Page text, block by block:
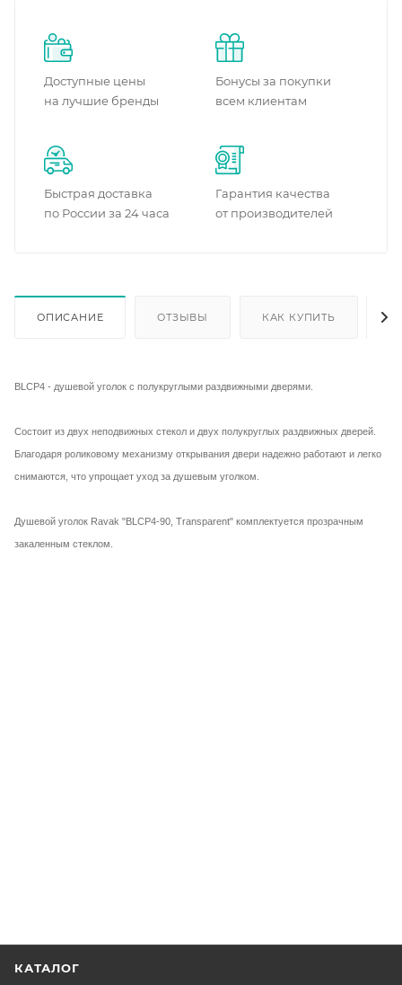
Доступные цены
на лучшие бренды
Бонусы за покупки
всем клиентам
Быстрая доставка
по России за 24 часа
Гарантия качества
от производителей
ОПИСАНИЕ ОТЗЫВЫ КАК КУПИТЬ
BLCP4 - душевой уголок с полукруглыми раздвижными дверями.
Состоит из двух неподвижных стекол и двух полукруглых раздвижных дверей.
Благодаря роликовому механизму открывания двери надежно работают и легко
снимаются, что упрощает уход за душевым уголком.
Душевой уголок Ravak "BLCP4-90, Transparent" комплектуется прозрачным
закаленным стеклом.
КАТАЛОГ